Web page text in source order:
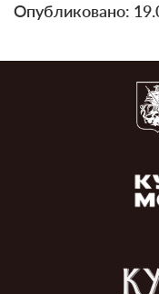
Опубликовано: